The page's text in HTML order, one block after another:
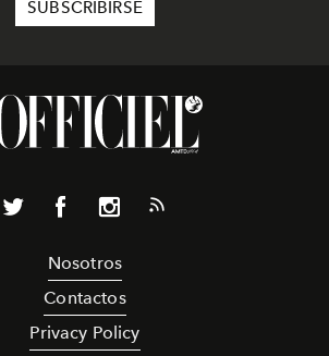
Nosotros
Contactos
Privacy Policy